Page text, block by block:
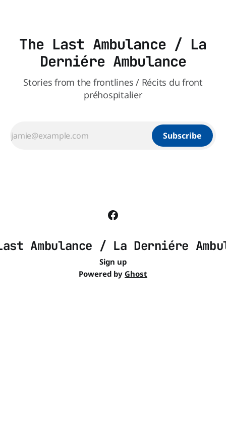
The Last Ambulance / La
Derniére Ambulance
Stories from the frontlines / Récits du front
préhospitalier
Subscribe
Ambulance / La Derniére
Sign up
Powered by Ghost